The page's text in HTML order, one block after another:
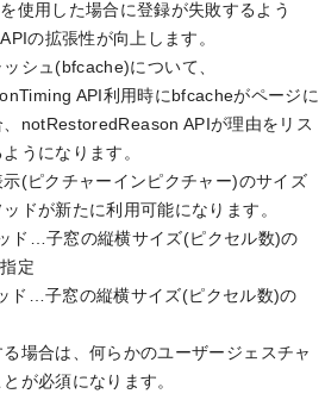
使用した場合に登録が失敗するよう
の拡張性が向上します。
シュ(bfcache)について、
API利用時にbfcacheがページに
notRestoredReason APIが理由をリス
うになります。
示(ピクチャーインピクチャー)のサイズ
ドが新たに利用可能になります。
ド…子窓の縦横サイズ(ピクセル数)の
定
ド…子窓の縦横サイズ(ピクセル数)の
場合は、何らかのユーザージェスチャ
が必須になります。